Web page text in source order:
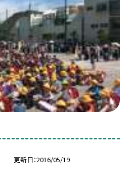
更新日 2016/05/19